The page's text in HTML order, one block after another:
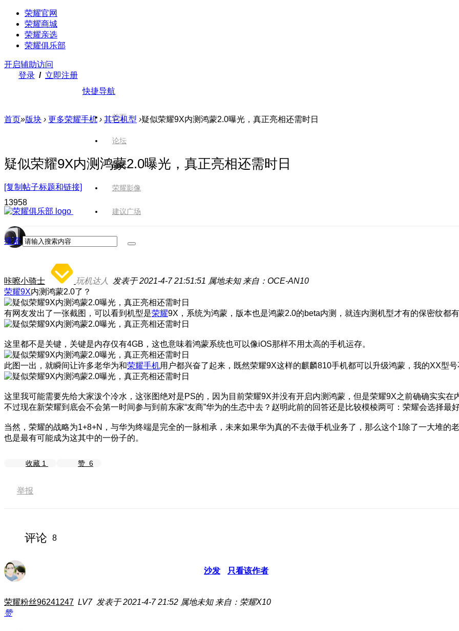
荣耀官网
荣耀商城
荣耀亲选
荣耀俱乐部
开启辅助访问
登录 / 立即注册
快捷导航
首页
论坛
版块
荣耀影像
建议广场
搜索
首页»版块 › 更多荣耀手机 › 其它机型 ›疑似荣耀9X内测鸿蒙2.0曝光，真正亮相还需时日
疑似荣耀9X内测鸿蒙2.0曝光，真正亮相还需时日
[复制帖子标题和链接]
13958
咔嚓小骑士 玩机达人 发表于 2021-4-7 21:51:51 属地未知 来自：OCE-AN10
荣耀9X内测鸿蒙2.0了？
有网友发出了一张截图，可以看到机型是荣耀9X，系统为鸿蒙，版本也是鸿蒙2.0的beta内测，就连内测机型才有的保密纹都
这里都不是关键，关键是内存仅有4GB，这也意味着鸿蒙系统也可以像iOS那样不用太高的手机运存。
此图一出，就瞬间让许多老华为和荣耀手机用户都兴奋了起来，既然荣耀9X这样的麒麟810手机都可以升级鸿蒙，我的XX型
这里我可能需要先给大家泼个冷水，这张图绝对是PS的，因为目前荣耀9X并没有开启内测鸿蒙，但是荣耀9X之前确确实实
不过现在新荣耀到底会不会第一时间参与到前东家“友商”华为的生态中去？赵明此前的回答还是比较模棱两可：荣耀会选择最
当然，荣耀的战略为1+8+N，与华为终端是完全的一脉相承，未来如果华为真的不去做手机业务了，那么这个1除了一大堆的
也是最有可能成为这其中的一份子的。
收藏 1 赞 6
举报
评论 8
沙发 只看该作者
荣耀粉丝96241247 LV7 发表于 2021-4-7 21:52 属地未知 来自：荣耀X10
赞